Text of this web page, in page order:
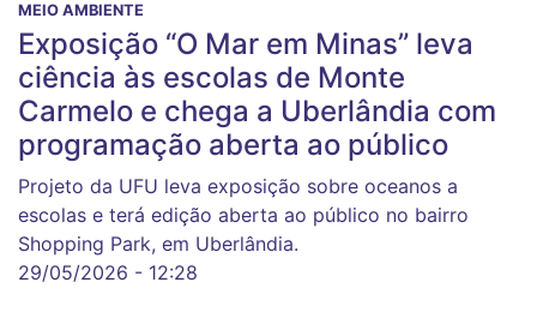
MEIO AMBIENTE
Exposição “O Mar em Minas” leva
ciência às escolas de Monte
Carmelo e chega a Uberlândia com
programação aberta ao público
Projeto da UFU leva exposição sobre oceanos a
escolas e terá edição aberta ao público no bairro
Shopping Park, em Uberlândia.
29/05/2026 - 12:28